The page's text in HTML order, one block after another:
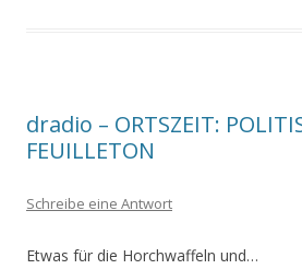
dradio – ORTSZEIT:
FEUILLETON
Schreibe eine Antwort
Etwas für die Horchwaffeln und…